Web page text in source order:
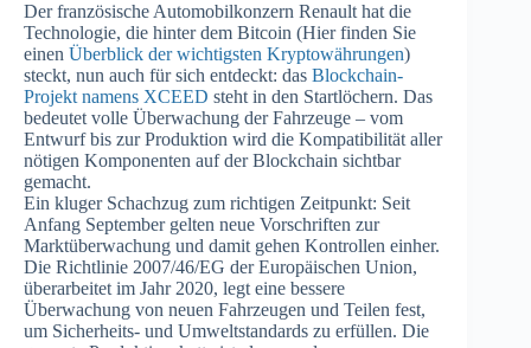
Der französische Automobilkonzern Renault hat die
Technologie, die hinter dem Bitcoin (Hier finden Sie
einen Überblick der wichtigsten Kryptowährungen)
steckt, nun auch für sich entdeckt: das Blockchain-
Projekt namens XCEED steht in den Startlöchern. Das
bedeutet volle Überwachung der Fahrzeuge – vom
Entwurf bis zur Produktion wird die Kompatibilität aller
nötigen Komponenten auf der Blockchain sichtbar
gemacht.
Ein kluger Schachzug zum richtigen Zeitpunkt: Seit
Anfang September gelten neue Vorschriften zur
Marktüberwachung und damit gehen Kontrollen einher.
Die Richtlinie 2007/46/EG der Europäischen Union,
überarbeitet im Jahr 2020, legt eine bessere
Überwachung von neuen Fahrzeugen und Teilen fest,
um Sicherheits- und Umweltstandards zu erfüllen. Die